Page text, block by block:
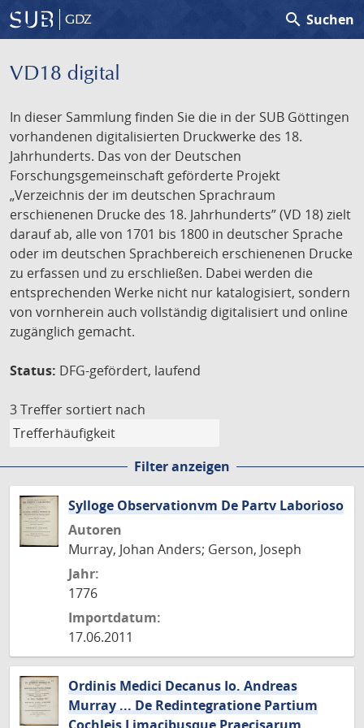
GDZ search Suchen
VD18 digital
In dieser Sammlung finden Sie die in der SUB Göttingen
vorhandenen digitalisierten Druckwerke des 18.
Jahrhunderts. Das von der Deutschen
Forschungsgemeinschaft geförderte Projekt
„Verzeichnis der im deutschen Sprachraum
erschienenen Drucke des 18. Jahrhunderts” (VD 18) zielt
darauf ab, alle von 1701 bis 1800 in deutscher Sprache
oder im deutschen Sprachbereich erschienenen Drucke
zu erfassen und zu erschließen. Dabei werden die
entsprechenden Werke nicht nur katalogisiert, sondern
von vornherein auch vollständig digitalisiert und online
zugänglich gemacht.
Status: DFG-gefördert, laufend
3 Treffer sortiert nach
Filter anzeigen
Sylloge Observationvm De Partv Laborioso
Autoren
Murray, Johan Anders; Gerson, Joseph
Jahr:
1776
Importdatum:
17.06.2011
Ordinis Medici Decanus Io. Andreas
Murray ... De Redintegratione Partium